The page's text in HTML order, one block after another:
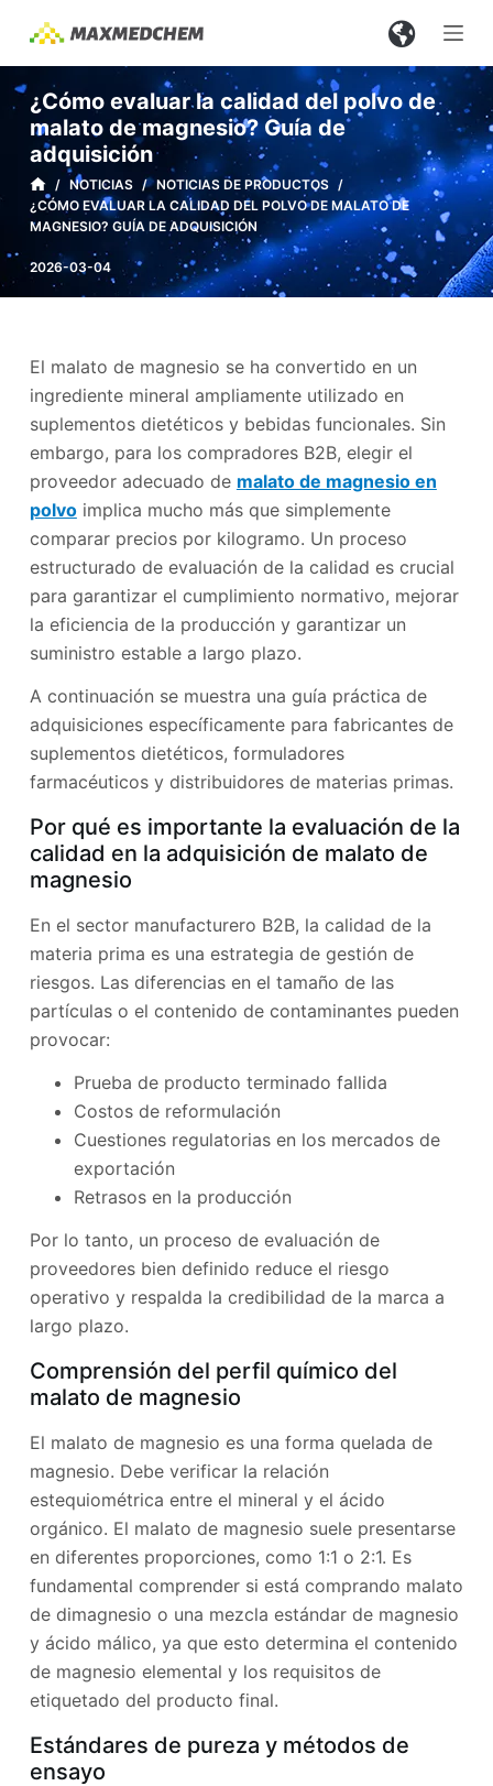
l
a
e
n
d
o
¿Cómo evaluar la calidad del polvo de
malato de magnesio? Guía de
adquisición
/ NOTICIAS / NOTICIAS DE PRODUCTOS /
¿CÓMO EVALUAR LA CALIDAD DEL POLVO DE MALATO DE
MAGNESIO? GUÍA DE ADQUISICIÓN
2026-03-04
El malato de magnesio se ha convertido en un
ingrediente mineral ampliamente utilizado en
suplementos dietéticos y bebidas funcionales. Sin
embargo, para los compradores B2B, elegir el
proveedor adecuado de malato de magnesio en
polvoimplica mucho más que simplemente
comparar precios por kilogramo. Un proceso
estructurado de evaluación de la calidad es crucial
para garantizar el cumplimiento normativo, mejorar
la eficiencia de la producción y garantizar un
suministro estable a largo plazo.
A continuación se muestra una guía práctica de
adquisiciones específicamente para fabricantes de
suplementos dietéticos, formuladores
farmacéuticos y distribuidores de materias primas.
Por qué es importante la evaluación de la
calidad en la adquisición de malato de
magnesio
En el sector manufacturero B2B, la calidad de la
materia prima es una estrategia de gestión de
riesgos. Las diferencias en el tamaño de las
partículas o el contenido de contaminantes pueden
provocar:
Prueba de producto terminado fallida
Costos de reformulación
Cuestiones regulatorias en los mercados de
exportación
Retrasos en la producción
Por lo tanto, un proceso de evaluación de
proveedores bien definido reduce el riesgo
operativo y respalda la credibilidad de la marca a
largo plazo.
Comprensión del perfil químico del
malato de magnesio
El malato de magnesio es una forma quelada de
magnesio. Debe verificar la relación
estequiométrica entre el mineral y el ácido
orgánico. El malato de magnesio suele presentarse
en diferentes proporciones, como 1:1 o 2:1. Es
fundamental comprender si está comprando malato
de dimagnesio o una mezcla estándar de magnesio
y ácido málico, ya que esto determina el contenido
de magnesio elemental y los requisitos de
etiquetado del producto final.
Estándares de pureza y métodos de
ensayo